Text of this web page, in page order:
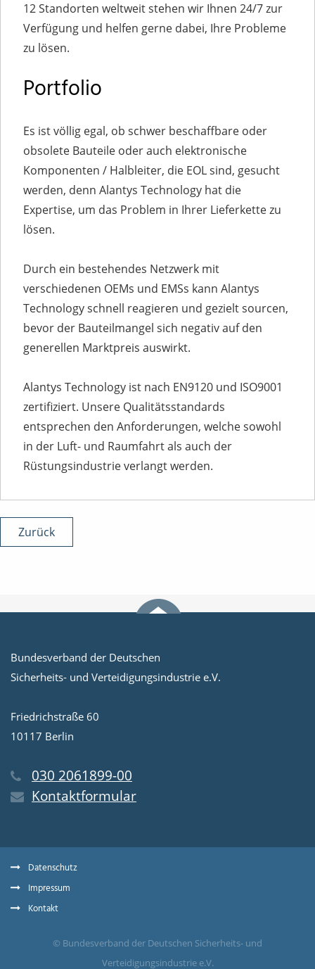
12 Standorten weltweit stehen wir Ihnen 24/7 zur
Verfügung und helfen gerne dabei, Ihre Probleme
zu lösen.
Portfolio
Es ist völlig egal, ob schwer beschaffbare oder
obsolete Bauteile oder auch elektronische
Komponenten / Halbleiter, die EOL sind, gesucht
werden, denn Alantys Technology hat die
Expertise, um das Problem in Ihrer Lieferkette zu
lösen.
Durch ein bestehendes Netzwerk mit
verschiedenen OEMs und EMSs kann Alantys
Technology schnell reagieren und gezielt sourcen,
bevor der Bauteilmangel sich negativ auf den
generellen Marktpreis auswirkt.
Alantys Technology ist nach EN9120 und ISO9001
zertifiziert. Unsere Qualitätsstandards
entsprechen den Anforderungen, welche sowohl
in der Luft- und Raumfahrt als auch der
Rüstungsindustrie verlangt werden.
Zurück
Bundesverband der Deutschen
Sicherheits- und Verteidigungsindustrie e.V.
Friedrichstraße 60
10117 Berlin
030 2061899-00
Kontaktformular
Datenschutz
Impressum
Kontakt
© Bundesverband der Deutschen Sicherheits- und
Verteidigungsindustrie e.V.